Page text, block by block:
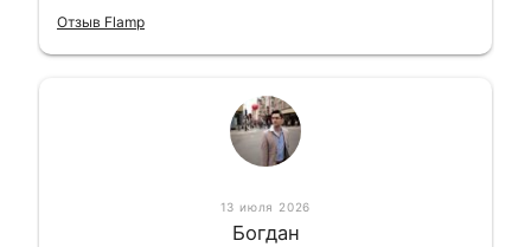
Отзыв Flamp
13 июля 2026
Богдан